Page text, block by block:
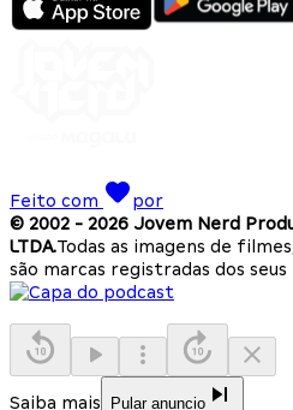
Feito com
por
© 2002 - 2026 Jovem Nerd
LTDA.Todas as imagens de
são marcas registradas dos
Saiba mais Pular anuncio